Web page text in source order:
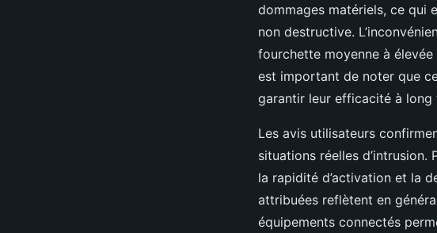
dommages matériels, ce qui
non destructive.
fourchette moyenne à
est important de noter que
garantir leur efficacité à long
Les avis utilisateurs
situations réelles
la rapidité d’activation et la
attribuées reflètent en
équipements connectés